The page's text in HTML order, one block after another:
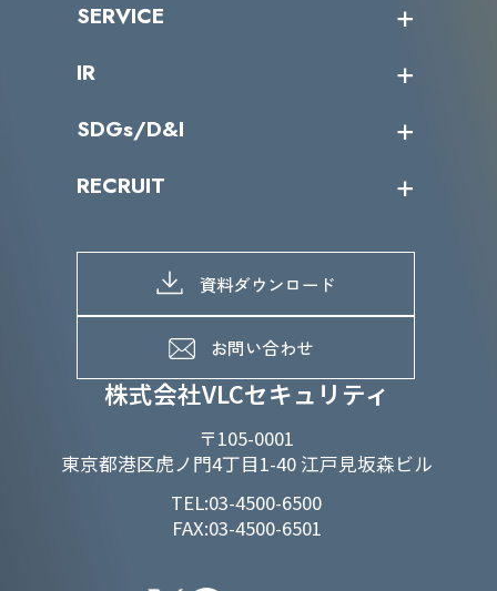
株式会社VLCセキュリティ
〒105-0001
東京都港区虎ノ門4丁目1-40 江戸見坂森ビル
TEL:03-4500-6500
FAX:03-4500-6501
ミッション／ビジョン
パートナー企業一覧
サイバーニュース
SERVICE
カテゴリー別サービス一覧
IR
IRカレンダー
IRライブラリー
よくあるご質問
SDGs/D&I
当グループのマテリアリティ
SDGs推進体制
D&Iの取り組み
RECRUIT
募集職種一覧
メッセージ
メンバーインタビュー
資料ダウンロード
お問い合わせ